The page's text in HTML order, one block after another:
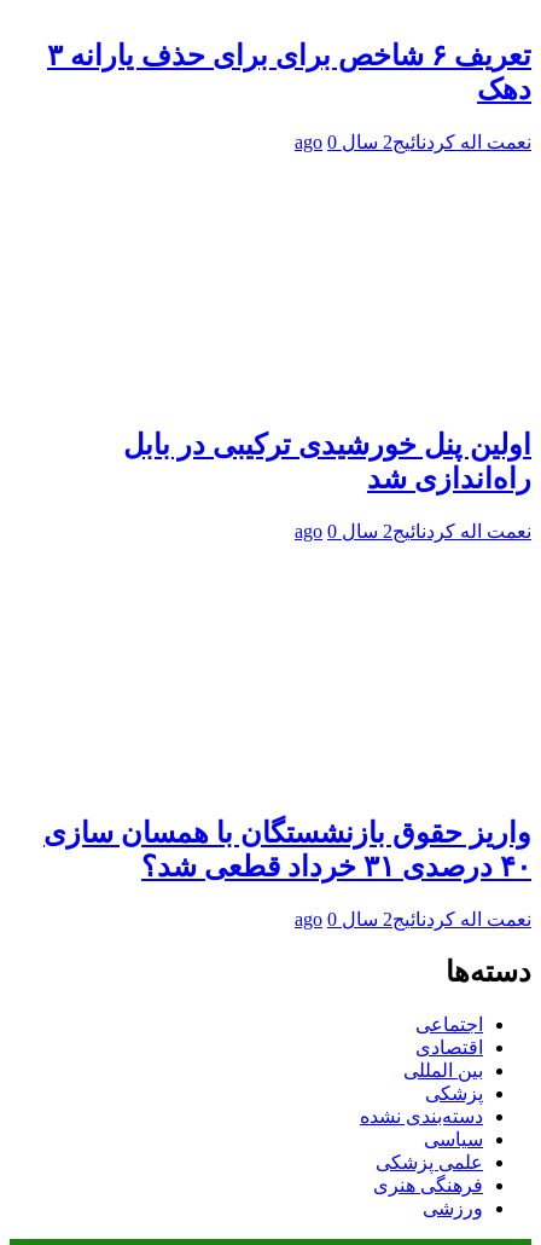
تعریف ۶ شاخص برای برای حذف یارانه ۳
دهک
نعمت اله کردنائیج2 سال ago 0
اولین پنل خورشیدی ترکیبی در بابل
راه‌اندازی شد
نعمت اله کردنائیج2 سال ago 0
واریز حقوق بازنشستگان با همسان سازی
۴۰ درصدی ۳۱ خرداد قطعی شد؟
نعمت اله کردنائیج2 سال ago 0
دسته‌ها
اجتماعی
اقتصادی
بین المللی
پزشکی
دسته‌بندی نشده
سیاسی
علمی پزشکی
فرهنگی هنری
ورزشی